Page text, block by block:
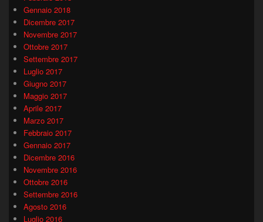
Gennaio 2018
Dicembre 2017
Novembre 2017
Ottobre 2017
Settembre 2017
Luglio 2017
Giugno 2017
Maggio 2017
Aprile 2017
Marzo 2017
Febbraio 2017
Gennaio 2017
Dicembre 2016
Novembre 2016
Ottobre 2016
Settembre 2016
Agosto 2016
Luglio 2016